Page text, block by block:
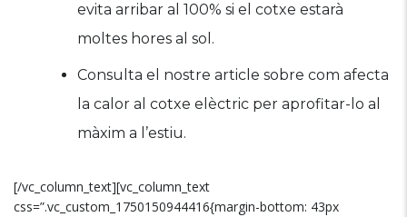
evita arribar al 100% si el cotxe estarà
moltes hores al sol.
Consulta el nostre article sobre com afecta
la calor al cotxe elèctric per aprofitar-lo al
màxim a l’estiu.
[/vc_column_text][vc_column_text
css=”.vc_custom_1750150944416{margin-bottom: 43px